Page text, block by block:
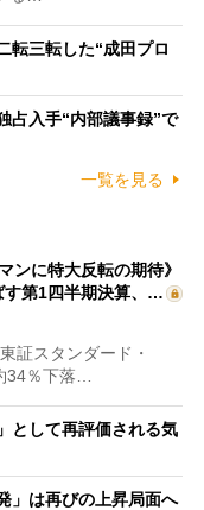
転三転した“成田プロ
占入手“内部議事録”で
一覧を見る
ンに特大反転の期待》
す第1四半期決算、…
証スタンダード・
34％下落…
として再評価される気
」は再びの上昇局面へ